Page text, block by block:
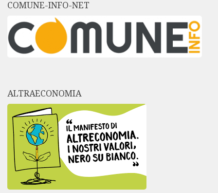
COMUNE-INFO-NET
ALTRAECONOMIA